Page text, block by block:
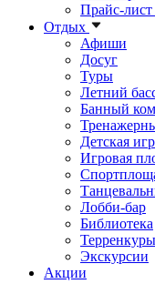
Прайс-
Отдых
Афиши
Досуг
Туры
Летний
Банный
Детская
Игровая
Лобби-бар
Библиотека
Терренкуры
Экскурсии
Акции